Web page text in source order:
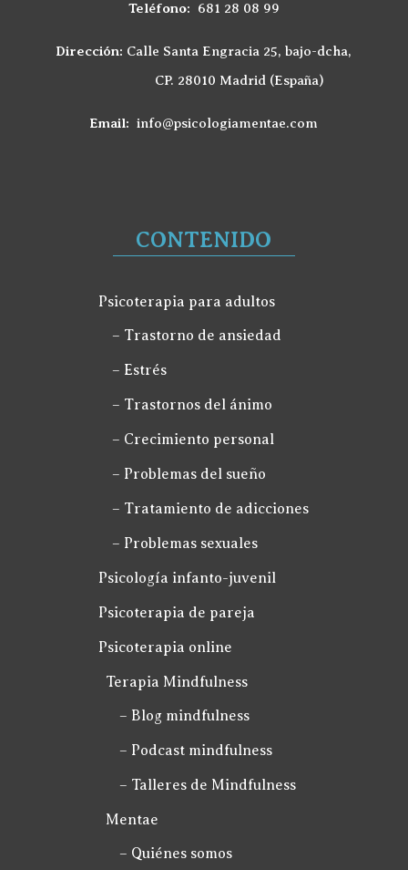
Teléfono: 681 28 08 99
Dirección: Calle Santa Engracia 25, bajo-dcha,
CP. 28010 Madrid (España)
Email:info@psicologiamentae.com
CONTENIDO
Psicoterapia para adultos
– Trastorno de ansiedad
– Estrés
– Trastornos del ánimo
– Crecimiento personal
– Problemas del sueño
– Tratamiento de adicciones
– Problemas sexuales
Psicología infanto-juvenil
Psicoterapia de pareja
Psicoterapia online
Terapia Mindfulness
– Blog mindfulness
– Podcast mindfulness
– Talleres de Mindfulness
Mentae
– Quiénes somos